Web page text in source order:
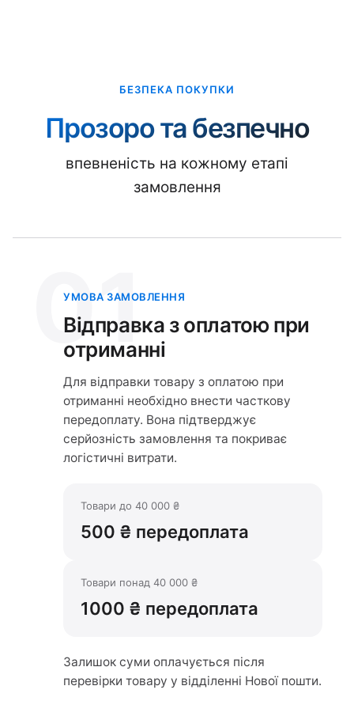
БЕЗПЕКА ПОКУПКИ
Прозоро та безпечно
впевненість на кожному етапі
замовлення
01
УМОВА ЗАМОВЛЕННЯ
Відправка з оплатою при
отриманні
Для відправки товару з оплатою при
отриманні необхідно внести часткову
передоплату. Вона підтверджує
серйозність замовлення та покриває
логістичні витрати.
Товари до 40 000 ₴
500 ₴ передоплата
Товари понад 40 000 ₴
1000 ₴ передоплата
Залишок суми оплачується після
перевірки товару у відділенні Нової пошти.